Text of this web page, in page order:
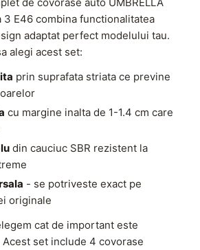
3 E46 combina functionalitatea
adaptat perfect modelului tau.
alegi acest set:
prin suprafata striata ce previne
cu margine inalta de 1-1.4 cm care
din cauciuc SBR rezistent la
- se potriveste exact pe
originale
cat de important este
set include 4 covorase